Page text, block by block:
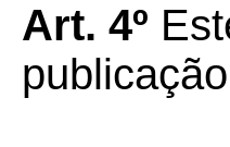
Art. 4º